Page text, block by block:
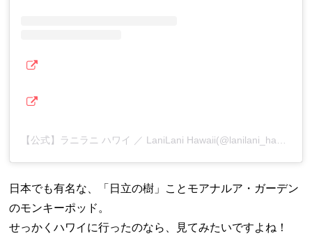
日本でも有名な、「日立の樹」ことモアナルア・ガーデン
のモンキーポッド。
せっかくハワイに行ったのなら、見てみたいですよね！